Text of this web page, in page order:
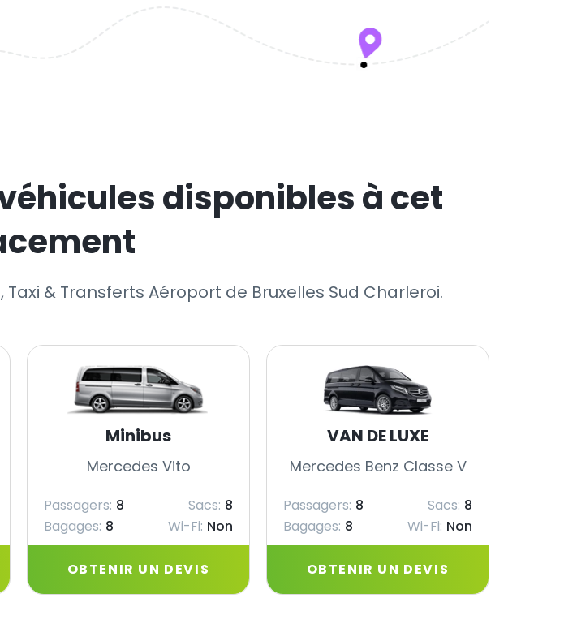
disponibles à cet
& Transferts Aéroport de Bruxelles Sud Charleroi.
Minibus
Mercedes Vito
Passagers: 8 Sacs: 8
Bagages: 8 Wi-Fi: Non
OBTENIR UN DEVIS
VAN DE LUXE
Mercedes Benz Classe V
Passagers: 8 Sacs: 8
Bagages: 8 Wi-Fi: Non
OBTENIR UN DEVIS